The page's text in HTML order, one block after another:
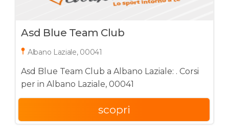
Asd Blue Team Club
Albano Laziale, 00041
Asd Blue Team Club a Albano Laziale: . Corsi
per in Albano Laziale, 00041
scopri